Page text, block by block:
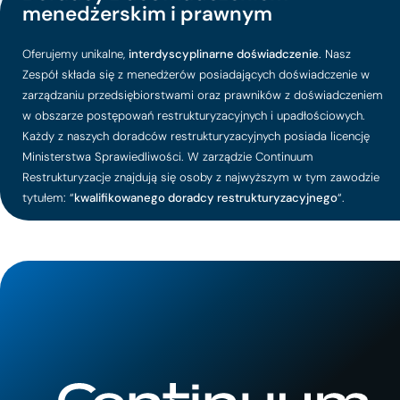
menedżerskim i prawnym
Oferujemy unikalne, interdyscyplinarne doświadczenie. Nasz
Zespół składa się z menedżerów posiadających doświadczenie w
zarządzaniu przedsiębiorstwami oraz prawników z doświadczeniem
w obszarze postępowań restrukturyzacyjnych i upadłościowych.
Każdy z naszych doradców restrukturyzacyjnych posiada licencję
Ministerstwa Sprawiedliwości. W zarządzie Continuum
Restrukturyzacje znajdują się osoby z najwyższym w tym zawodzie
tytułem: “kwalifikowanego doradcy restrukturyzacyjnego“.